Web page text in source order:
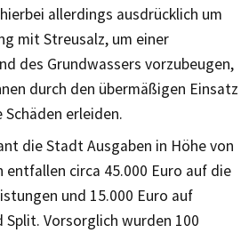
allerdings ausdrücklich um
mit Streusalz, um einer
des Grundwassers vorzubeugen,
durch den übermäßigen Einsatz
erleiden.
die Stadt Ausgaben in Höhe von
entfallen circa 45.000 Euro auf die
und 15.000 Euro auf
Vorsorglich wurden 100